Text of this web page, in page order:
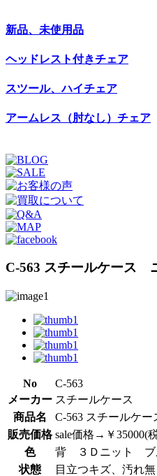
新品、未使用品
ヘッドレスト付きチェア
スツール、ハイチェア
アームレス（肘なし）チェア
C-563 スチールケース
No
C-563
メーカー スチールケース
商品名
C-563 スチールケ
販売価格 sale価格→￥35000(
色
背 ３Ｄニット ブ
状態
目立つキズ、汚れ